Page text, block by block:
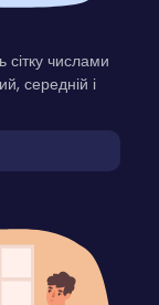
сітку числами
середній і